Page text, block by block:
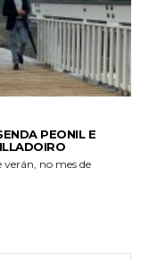
PEONIL E
verán, no mes de